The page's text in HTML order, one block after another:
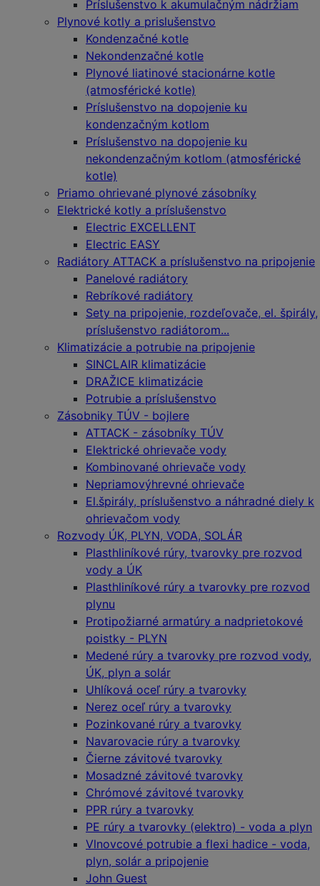
Príslušenstvo k akumulačným nádržiam
Plynové kotly a prislušenstvo
Kondenzačné kotle
Nekondenzačné kotle
Plynové liatinové stacionárne kotle
(atmosférické kotle)
Príslušenstvo na dopojenie ku
kondenzačným kotlom
Príslušenstvo na dopojenie ku
nekondenzačným kotlom (atmosférické
kotle)
Priamo ohrievané plynové zásobníky
Elektrické kotly a príslušenstvo
Electric EXCELLENT
Electric EASY
Radiátory ATTACK a príslušenstvo na pripojenie
Panelové radiátory
Rebríkové radiátory
Sety na pripojenie, rozdeľovače, el. špirály,
príslušenstvo radiátorom...
Klimatizácie a potrubie na pripojenie
SINCLAIR klimatizácie
DRAŽICE klimatizácie
Potrubie a príslušenstvo
Zásobniky TÚV - bojlere
ATTACK - zásobníky TÚV
Elektrické ohrievače vody
Kombinované ohrievače vody
Nepriamovýhrevné ohrievače
El.špirály, príslušenstvo a náhradné diely k
ohrievačom vody
Rozvody ÚK, PLYN, VODA, SOLÁR
Plasthliníkové rúry, tvarovky pre rozvod
vody a ÚK
Plasthliníkové rúry a tvarovky pre rozvod
plynu
Protipožiarné armatúry a nadprietokové
poistky - PLYN
Medené rúry a tvarovky pre rozvod vody,
ÚK, plyn a solár
Uhlíková oceľ rúry a tvarovky
Nerez oceľ rúry a tvarovky
Pozinkované rúry a tvarovky
Navarovacie rúry a tvarovky
Čierne závitové tvarovky
Mosadzné závitové tvarovky
Chrómové závitové tvarovky
PPR rúry a tvarovky
PE rúry a tvarovky (elektro) - voda a plyn
Vlnovcové potrubie a flexi hadice - voda,
plyn, solár a pripojenie
John Guest